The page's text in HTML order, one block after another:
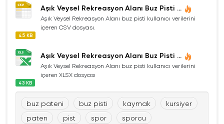
Aşık Veysel Rekreasyon Alanı Buz Pisti ...
Aşık Veysel Rekreasyon Alanı buz pisti kullanıcı verilerini
içeren CSV dosyası.
45 KB
Aşık Veysel Rekreasyon Alanı Buz Pisti ...
Aşık Veysel Rekreasyon Alanı buz pisti kullanıcı verilerini
içeren XLSX dosyası
43 KB
buz pateni buz pisti kaymak
kursiyer
paten
pist spor sporcu